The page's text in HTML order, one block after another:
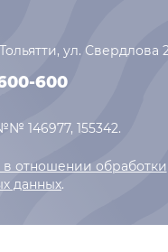
ул. Свердлова
600
146977, 155342.
отношении обработки
данных.